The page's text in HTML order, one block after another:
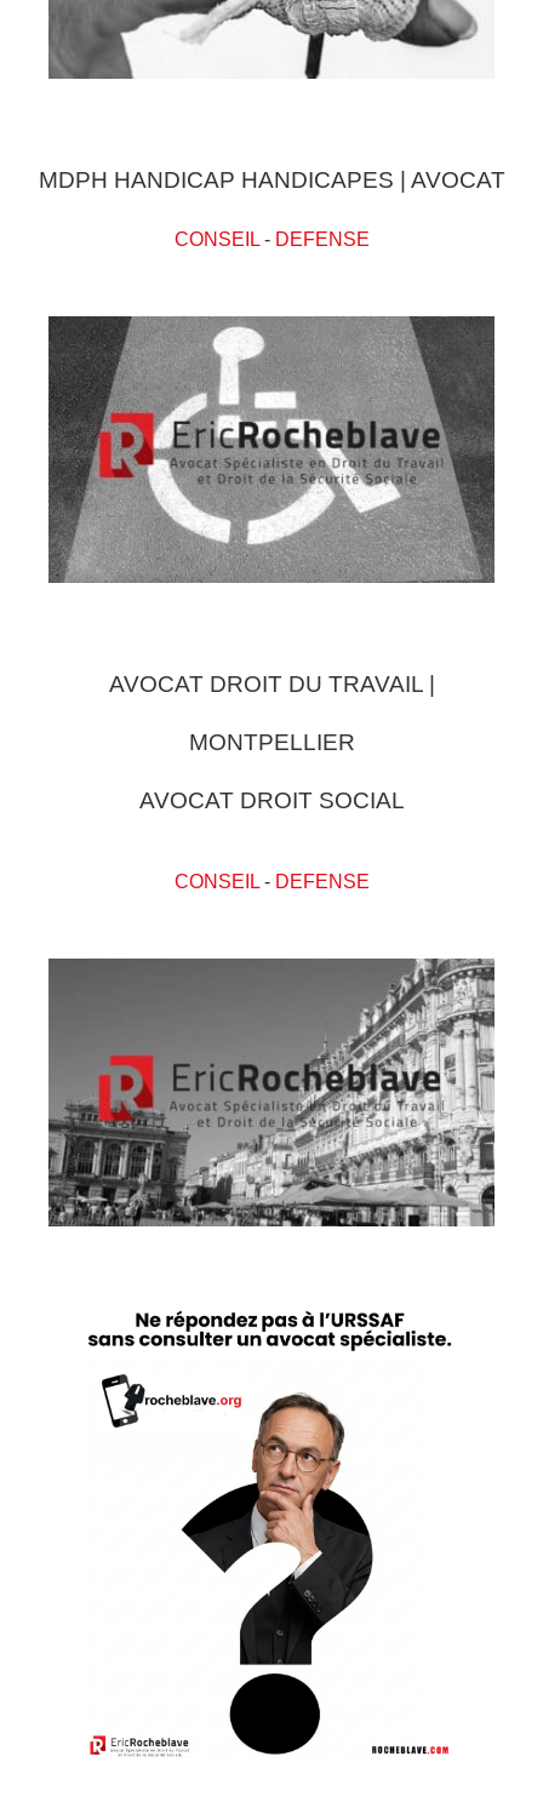
MDPH HANDICAP HANDICAPES | AVOCAT
CONSEIL- DEFENSE
AVOCAT DROIT DU TRAVAIL |
MONTPELLIER
AVOCAT DROIT SOCIAL
CONSEIL- DEFENSE